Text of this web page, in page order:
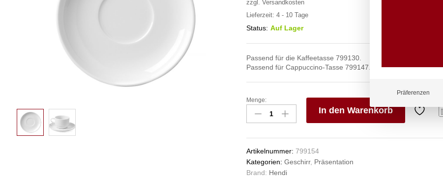
zzgl. Versandkosten
Lieferzeit: 4 - 10 Tage
Status: Auf Lager
Passend für die Kaffeetasse 799130.
Passend für Cappuccino-Tasse 799147.
Untertasse
Kaffee,-
Tasse,
HENDI,
Menge:
In den Warenkorb
Artikelnummer: 799154
Kategorien: Geschirr, Präsentation
Brand: Hendi
Präferenzen